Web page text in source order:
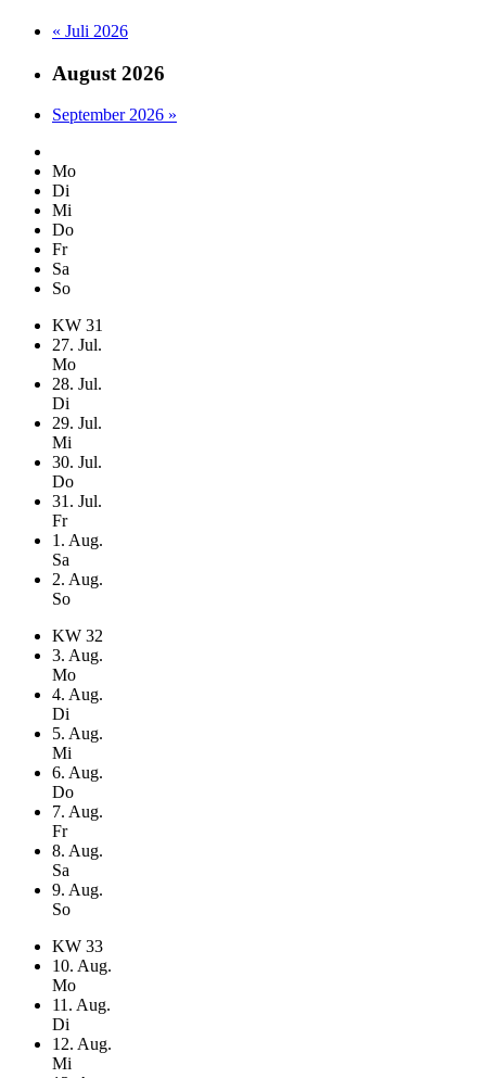
« Juli 2026
August 2026
September 2026 »
Mo
Di
Mi
Do
Fr
Sa
So
KW 31
27. Jul.
Mo
28. Jul.
Di
29. Jul.
Mi
30. Jul.
Do
31 . Jul.
Fr
1 . Aug.
Sa
2. Aug.
So
KW 32
3. Aug.
Mo
4. Aug.
Di
5. Aug.
Mi
6. Aug.
Do
7. Aug.
Fr
8. Aug.
Sa
9. Aug.
So
KW 33
10. Aug.
Mo
11 . Aug.
Di
12. Aug.
Mi